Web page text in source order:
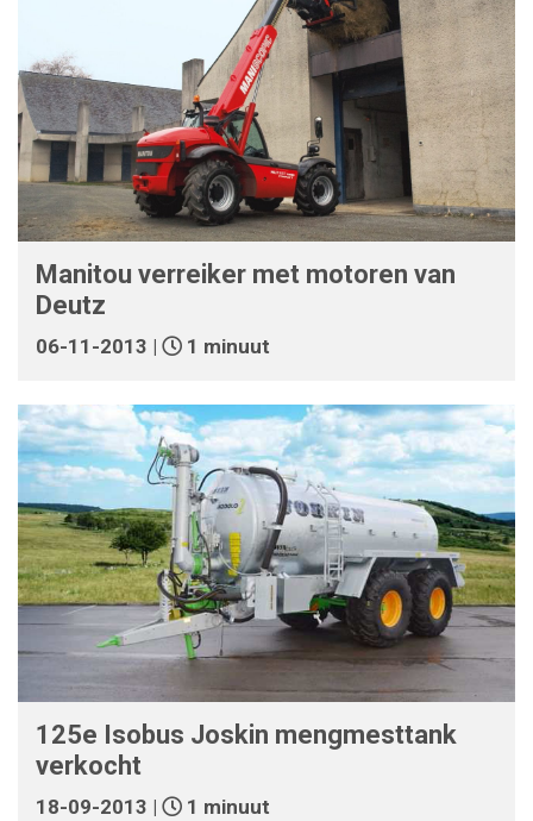
Manitou verreiker met motoren van
Deutz
06-11-2013 | 1 minuut
125e Isobus Joskin mengmesttank
verkocht
18-09-2013 | 1 minuut